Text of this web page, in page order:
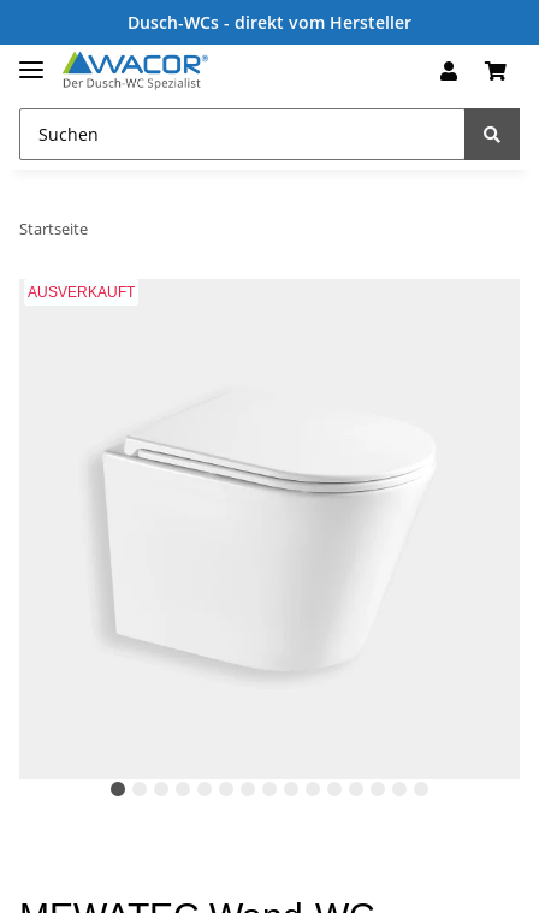
Dusch-WCs - direkt vom Hersteller
Startseite
AUSVERKAUFT